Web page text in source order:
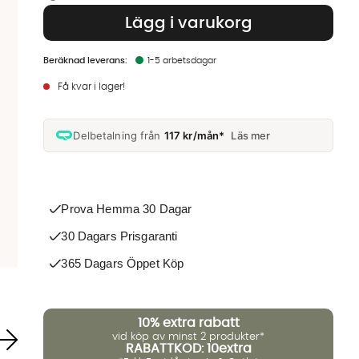
Lägg i varukorg
Delbetalning från 117 kr/mån* Läs mer
1-5 arbetsdagar
Få kvar i lager!
Prova Hemma 30 Dagar
30 Dagars Prisgaranti
365 Dagars Öppet Köp
10% extra rabatt
vid köp av minst 2 produkter*
RABATTKOD: 10extra